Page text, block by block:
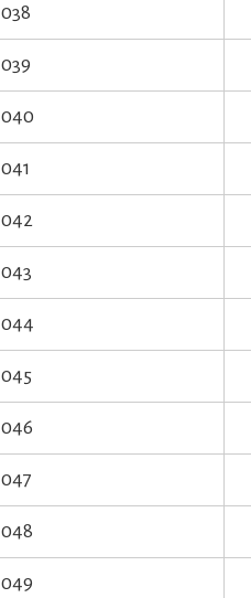
038
039
040
041
042
043
044
045
046
047
048
049